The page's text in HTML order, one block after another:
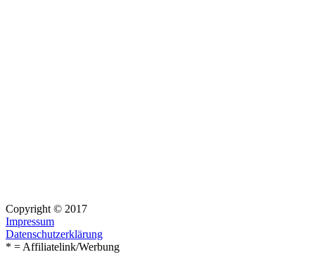
Copyright © 2017
Impressum
Datenschutzerklärung
* = Affiliatelink/Werbung